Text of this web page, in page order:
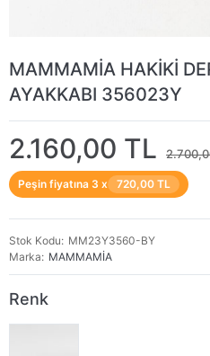
MAMMAMİA HAKİKİ
AYAKKABI 356023Y
2.160,00 TL
Peşin fiyatına 3 x 720,00 TL
Stok Kodu
MM23Y3560-BY
Marka
MAMMAMİA
Renk